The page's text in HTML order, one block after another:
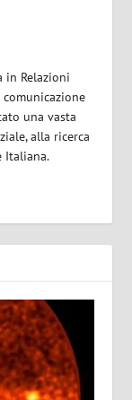
in Relazioni
una vasta
alla ricerca
Italiana.